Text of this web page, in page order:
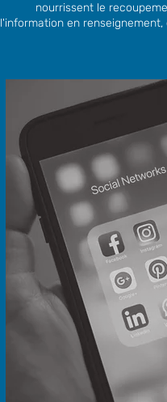
nourrissent le
l'information en